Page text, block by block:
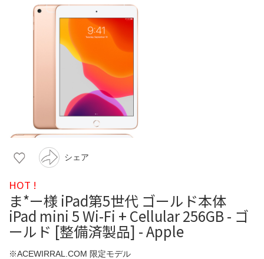
シェア
HOT !
ま*ー様 iPad第5世代 ゴールド本体
iPad mini 5 Wi-Fi + Cellular 256GB - ゴ
ールド [整備済製品] - Apple
※ACEWIRRAL.COM 限定モデル